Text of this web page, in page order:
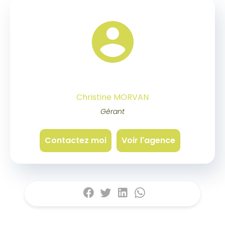
Christine MORVAN
Gérant
Contactez moi Voir l'agence